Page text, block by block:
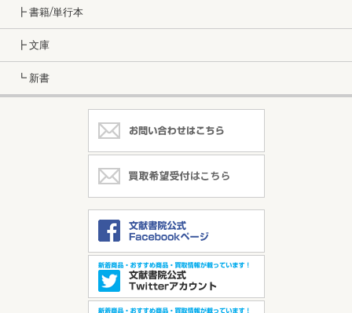
┣ 書籍/単行本
┣ 文庫
┗ 新書